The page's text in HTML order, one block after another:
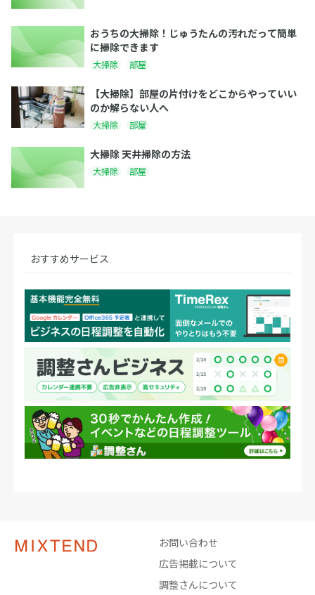
おうちの大掃除！じゅうたんの汚れだって簡単
に掃除できます
大掃除 部屋
【大掃除】部屋の片付けをどこからやっていい
のか解らない人へ
大掃除 部屋
大掃除 天井掃除の方法
大掃除 部屋
おすすめサービス
お問い合わせ
広告掲載について
調整さんについて